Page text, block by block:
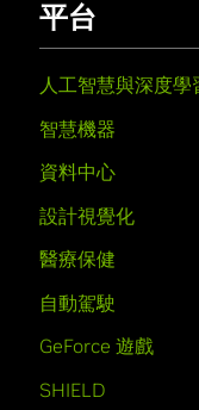
平台
人工智慧與深度學
智慧機器
資料中心
設計視覺化
醫療保健
自動駕駛
GeForce 遊戲
SHIELD